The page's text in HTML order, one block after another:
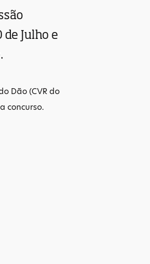
Julho e
Dão (CVR do
concurso.